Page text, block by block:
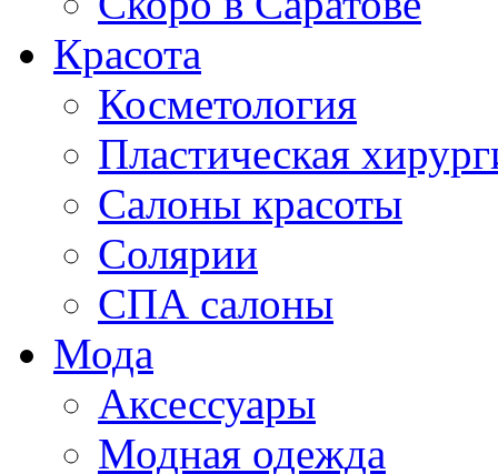
Красота
Косметология
Пластическая
Салоны красоты
Солярии
СПА салоны
Мода
Аксессуары
Модная одежда